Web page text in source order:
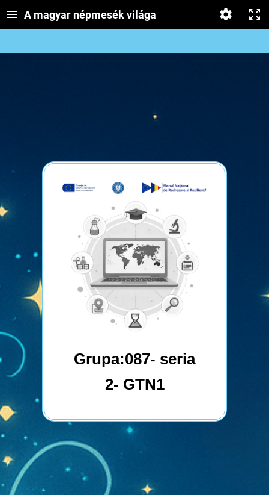
A magyar népmesék világa
Grupa:087- seria
2- GTN1